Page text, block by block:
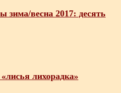
зима/весна 2017: десять
лихорадка»